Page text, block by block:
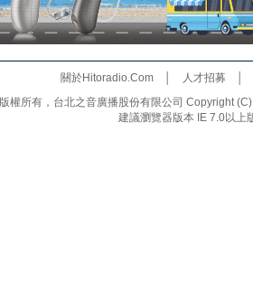
關於Hitoradio.Com│ 人才招募
版權所有，台北之音廣播股份有限公司 Copyright
建議瀏覽器版本 IE 7.0以上